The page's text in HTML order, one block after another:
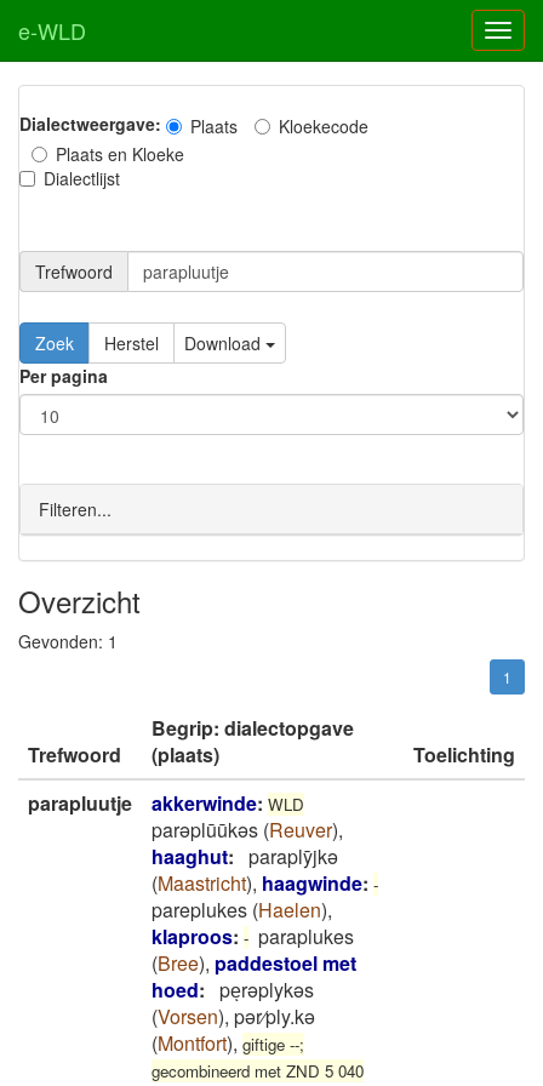
e-WLD
Dialectweergave: Plaats
Kloekecode
Plaats en Kloeke
Dialectlijst
Trefwoord
Download
Per pagina
Filteren...
Overzicht
Gevonden: 1
1
Trefwoord
Begrip: dialectopgave
(plaats)
Toelichting
parapluutje
akkerwinde: WLD
parəplūūkəs (Reuver),
haaghut: paraplȳjkǝ
(Maastricht), haagwinde: -
pareplukes (Haelen),
klaproos: - paraplukes
(Bree), paddestoel met
hoed: peͅrəplykəs
(Vorsen), pər⁄ply.kə
(Montfort), giftige --;
gecombineerd met ZND 5 040